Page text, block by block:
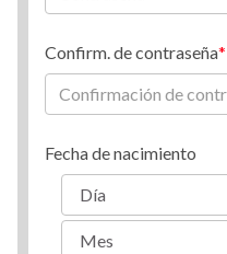
Confirm. de contraseña
Fecha de nacimiento